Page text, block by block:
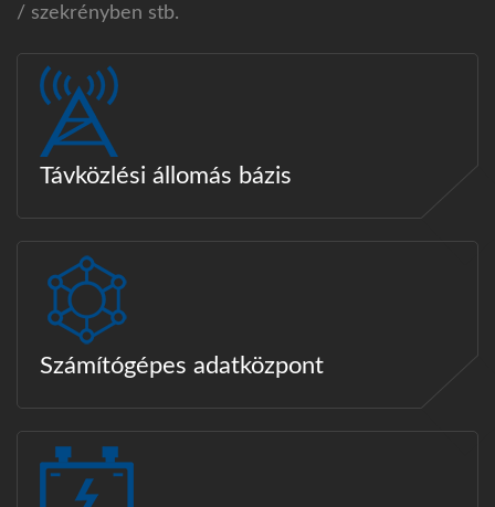
/ szekrényben stb.
Távközlési állomás bázis
Számítógépes adatközpont